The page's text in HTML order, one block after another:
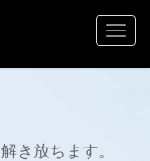
き放ちます。